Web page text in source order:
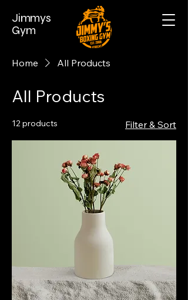
Jimmys
Gym
Home All Products
All Products
12 products Filter & Sort